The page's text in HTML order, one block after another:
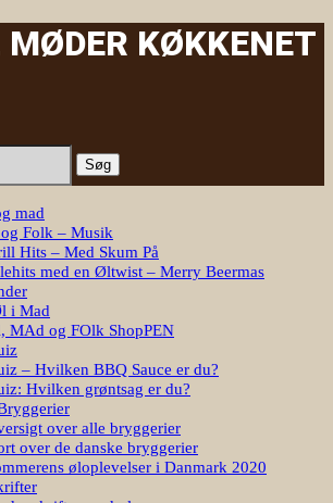
KØKKENET
mad
Folk – Musik
Hits – Med Skum På
med en Øltwist – Merry Beermas
i Mad
MAd og FOlk ShopPEN
– Hvilken BBQ Sauce er du?
Hvilken grøntsag er du?
over alle bryggerier
over de danske bryggerier
øloplevelser i Danmark 2020